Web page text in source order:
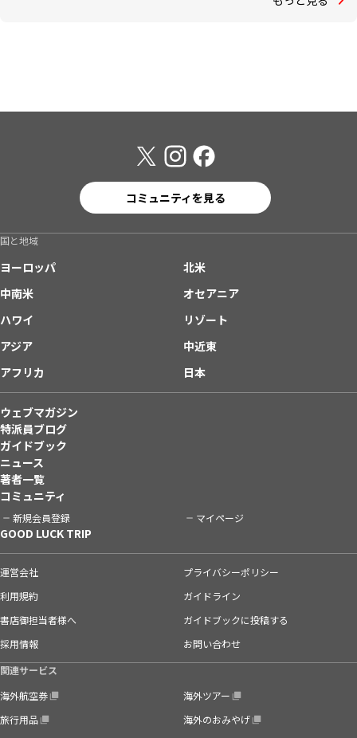
コミュニティを見る
国と地域
ヨーロッパ
北米
中南米
オセアニア
ハワイ
リゾート
アジア
中近東
アフリカ
日本
ウェブマガジン
特派員ブログ
ガイドブック
ニュース
著者一覧
コミュニティ
新規会員登録 マイページ
GOOD LUCK TRIP
運営会社
プライバシーポリシー
利用規約
ガイドライン
書店御担当者様へ
ガイドブックに投稿する
採用情報
お問い合わせ
関連サービス
海外航空券
海外ツアー
旅行用品
海外のおみやげ